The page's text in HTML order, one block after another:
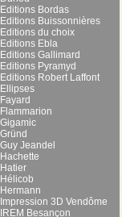
Editions Bordas
Editions Buissonnières
Editions du choix
Editions Ebla
Editions Gallimard
Editions Pyramyd
Editions Robert Laffont
Ellipses
Fayard
Flammarion
Gigamic
Gründ
Guy Jeandel
Hachette
Hatier
Hélicob
Hermann
Impression 3D Vendôme
IREM Besançon